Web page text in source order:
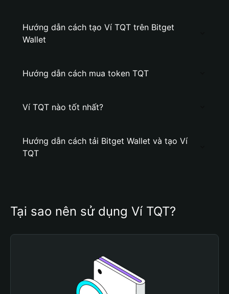
Hướng dẫn cách tạo Ví TQT trên Bitget
Wallet
Hướng dẫn cách mua token TQT
Ví TQT nào tốt nhất?
Hướng dẫn cách tải Bitget Wallet và tạo Ví
TQT
Tại sao nên sử dụng Ví TQT?